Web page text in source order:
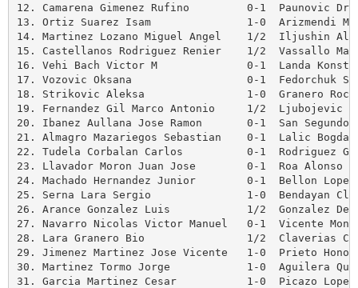
12. Camarena Gimenez Rufino         0-1  Paunovic
13. Ortiz Suarez Isam               1-0  Arizmendi
14. Martinez Lozano Miguel Angel    1/2  Iljushin
15. Castellanos Rodriguez Renier    1/2  Vassallo
16. Vehi Bach Victor M              0-1  Landa
17. Vozovic Oksana                  0-1  Fedorchuk
18. Strikovic Aleksa                1-0  Granero Roca
19. Fernandez Gil Marco Antonio     1/2  Ljubojevic
20. Ibanez Aullana Jose Ramon       0-1  San
21. Almagro Mazariegos Sebastian    0-1  Lalic Bogdan
22. Tudela Corbalan Carlos          0-1  Rodriguez
23. Llavador Moron Juan Jose        0-1  Roa Alonso
24. Machado Hernandez Junior        0-1  Bellon Lopez
25. Serna Lara Sergio               1-0  Bendayan
26. Arance Gonzalez Luis            1/2  Gonzalez De
27. Navarro Nicolas Victor Manuel   0-1  Vicente
28. Lara Granero Bio                1/2  Claverias
29. Jimenez Martinez Jose Vicente   1-0  Prieto
30. Martinez Tormo Jorge            1-0  Aguilera
31. Garcia Martinez Cesar           1-0  Picazo Lopez